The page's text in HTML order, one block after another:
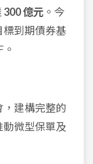
300 億元 。今
到期債券基
建構完整的
微型保單及